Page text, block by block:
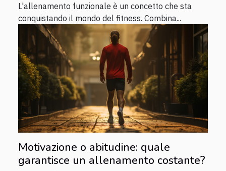
L'allenamento funzionale è un concetto che sta
conquistando il mondo del fitness. Combina...
Motivazione o abitudine: quale
garantisce un allenamento costante?